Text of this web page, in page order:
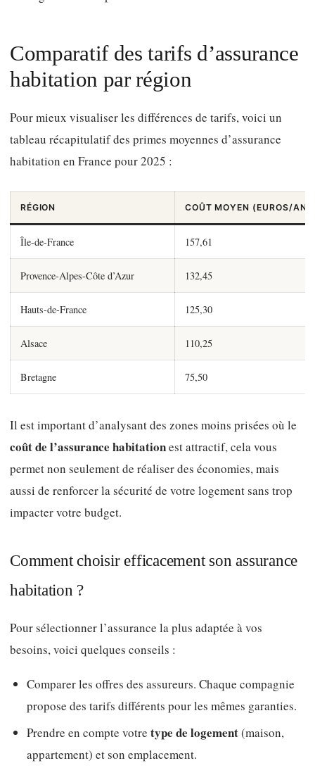
Comparatif des tarifs d’assurance
habitation par région
Pour mieux visualiser les différences de tarifs, voici un
tableau récapitulatif des primes moyennes d’assurance
habitation en France pour 2025 :
RÉGION COÛT MOYEN (EUROS/AN)
Île-de-France 157,61
Provence-Alpes-Côte d’Azur 132,45
Hauts-de-France 125,30
Alsace 110,25
Bretagne 75,50
Il est important d’analysant des zones moins prisées où le
coût de l’assurance habitationest attractif, cela vous
permet non seulement de réaliser des économies, mais
aussi de renforcer la sécurité de votre logement sans trop
impacter votre budget.
Comment choisir efficacement son assurance
habitation ?
Pour sélectionner l’assurance la plus adaptée à vos
besoins, voici quelques conseils :
Comparer les offres des assureurs. Chaque compagnie
propose des tarifs différents pour les mêmes garanties.
Prendre en compte votre type de logement(maison,
appartement) et son emplacement.